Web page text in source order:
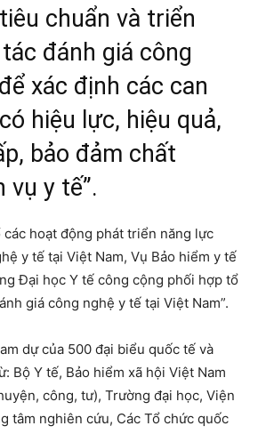
chuẩn và triển
đánh giá công
xác định các can
hiệu lực, hiệu quả,
bảo đảm chất
vụ y tế”.
hoạt động phát triển năng lực
y tế tại Việt Nam, Vụ Bảo hiểm y tế
Đại học Y tế công cộng phối hợp tổ
giá công nghệ y tế tại Việt Nam”.
dự của 500 đại biểu quốc tế và
Bộ Y tế, Bảo hiểm xã hội Việt Nam
công, tư), Trường đại học, Viện
tâm nghiên cứu, Các Tổ chức quốc